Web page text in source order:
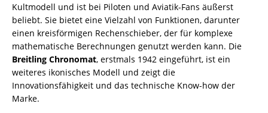
Kultmodell und ist bei Piloten und Aviatik-Fans äußerst
beliebt. Sie bietet eine Vielzahl von Funktionen, darunter
einen kreisförmigen Rechenschieber, der für komplexe
mathematische Berechnungen genutzt werden kann. Die
Breitling Chronomat, erstmals 1942 eingeführt, ist ein
weiteres ikonisches Modell und zeigt die
Innovationsfähigkeit und das technische Know-how der
Marke.